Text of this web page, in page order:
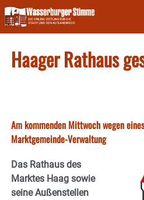
Skip
to
content
Haager Rathaus
Am kommenden Mittwoch wegen
Marktgemeinde-Verwaltung
Das Rathaus des
Marktes Haag sowie
seine Außenstellen